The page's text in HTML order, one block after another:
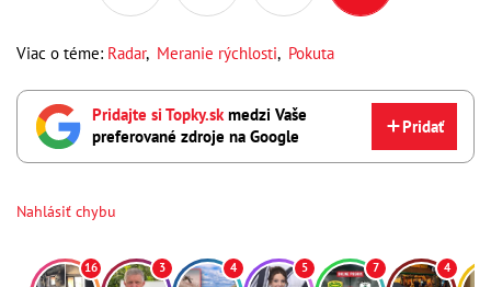
Viac o téme: Radar, Meranie rýchlosti, Pokuta
Pridajte si Topky.skmedzi Vaše
preferované zdroje na Google
Pridať
Nahlásiť chybu
16 3 4 5 7 4